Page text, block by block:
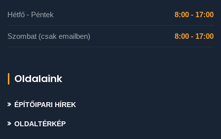
Hétfő - Péntek 8:00 - 17:00
Szombat (csak emailben) 8:00 - 17:00
Oldalaink
ÉPÍTŐIPARI HÍREK
OLDALTÉRKÉP